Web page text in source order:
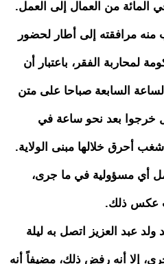
مرافقته إلى أطار لحضور
لمحاربة الفقر، باعتبار أن
الساعة السابعة صباحا على متن
خرجوا بعد نحو ساعة في
أحرق خلالها مبنى الولاية.
أي مسؤولية في ما جرى،
عكس ذلك.
عبد العزيز اتصل به ليلة
إلا أنه رفض ذلك، مضيفاً أنه